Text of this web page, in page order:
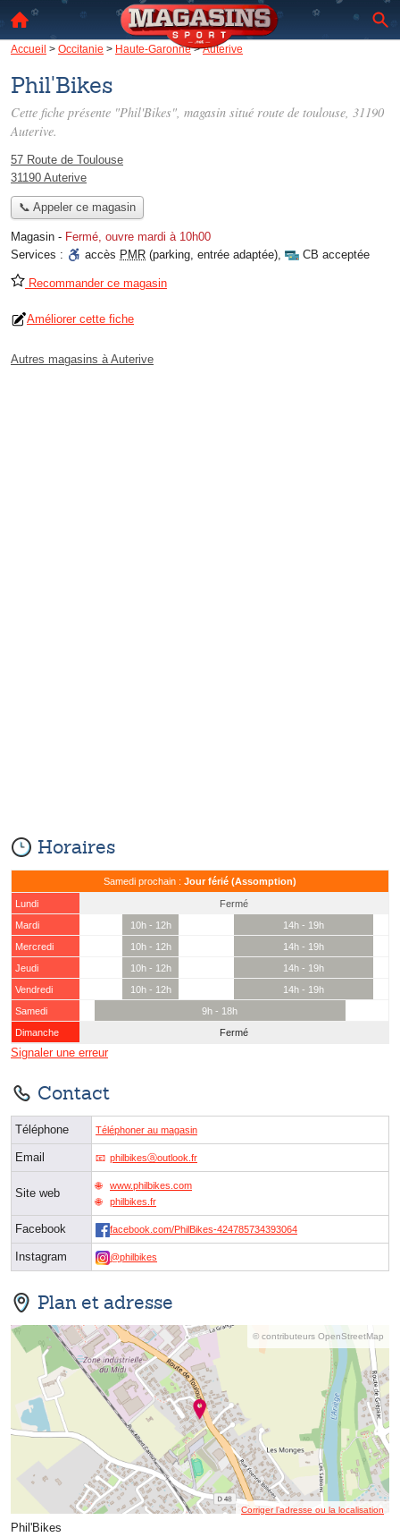
Accueil > Occitanie > Haute-Garonne>Auterive
Phil'Bikes
Cette fiche présente "Phil'Bikes", magasin situé route de toulouse, 31190
Auterive.
57 Route de Toulouse
31190 Auterive
📞 Appeler ce magasin
Magasin - Fermé, ouvre mardi à 10h00
Services :
accès PMR (parking, entrée adaptée), CB acceptée
Recommander ce magasin
Améliorer cette fiche
Autres magasins à Auterive
Horaires
Samedi prochain : Jour férié (Assomption)
Lundi
Fermé
Mardi
10h - 12h
14h - 19h
Mercredi
10h - 12h
14h - 19h
Jeudi
10h - 12h
14h - 19h
Vendredi
10h - 12h
14h - 19h
Samedi
9h - 18h
Dimanche
Fermé
Signaler une erreur
Contact
Téléphone Téléphoner au magasin
Email philbikesⓐoutlook.fr
Site web
www.philbikes.com
philbikes.fr
Facebook facebook.com/PhilBikes-424785734393064
Instagram @philbikes
Plan et adresse
© contributeurs OpenStreetMap
Corriger l’adresse ou la localisation
Phil'Bikes